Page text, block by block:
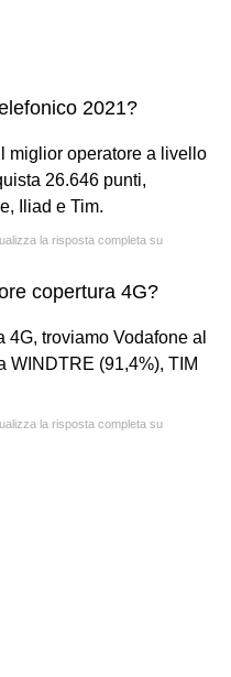
2021?
miglior operatore a livello
26.646 punti,
Iliad e Tim.
la risposta completa su
copertura 4G?
4G, troviamo Vodafone al
WINDTRE (91,4%), TIM
la risposta completa su